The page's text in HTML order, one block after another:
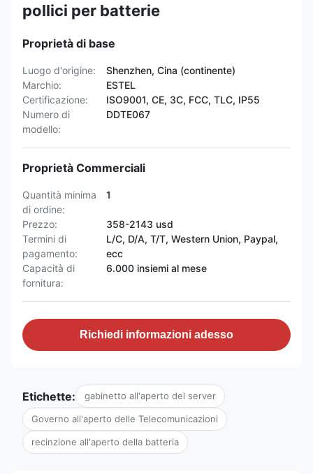
pollici per batterie
Proprietà di base
Luogo d'origine:
Shenzhen, Cina (continente)
Marchio:
ESTEL
Certificazione:
ISO9001, CE, 3C, FCC, TLC, IP55
Numero di
modello:
DDTE067
Proprietà Commerciali
Quantità minima
di ordine:
1
Prezzo:
358-2143 usd
Termini di
pagamento:
L/C, D/A, T/T, Western Union, Paypal,
ecc
Capacità di
fornitura:
6.000 insiemi al mese
Richiedi informazioni adesso
Etichette: gabinetto all'aperto del server
Governo all'aperto delle Telecomunicazioni
recinzione all'aperto della batteria